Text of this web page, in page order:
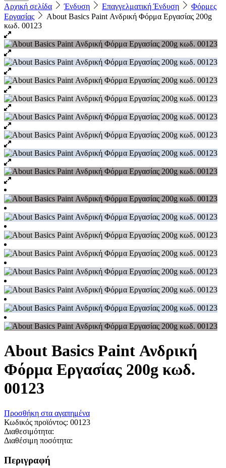
Αρχική σελίδα Ένδυση Επαγγελματική Ένδυση
Φόρμες
Εργασίας
About Basics Paint Ανδρική Φόρμα Εργασίας 200g
κωδ. 00123
About Basics Paint Ανδρική
Φόρμα Εργασίας 200g κωδ.
00123
Προσθήκη στα αγαπημένα
Κωδικός προϊόντος: 00123
Διαθεσιμότητα:
Διαθέσιμη ποσότητα:
Περιγραφή